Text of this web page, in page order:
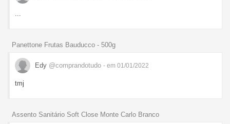
...
Panettone Frutas Bauducco - 500g
Edy @comprandotudo - em 01/01/2022
tmj
Assento Sanitário Soft Close Monte Carlo Branco